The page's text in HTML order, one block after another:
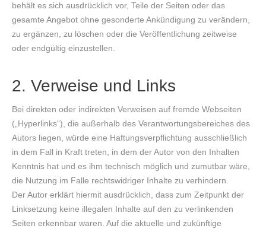
behält es sich ausdrücklich vor, Teile der Seiten oder das
gesamte Angebot ohne gesonderte Ankündigung zu verändern,
zu ergänzen, zu löschen oder die Veröffentlichung zeitweise
oder endgültig einzustellen.
2. Verweise und Links
Bei direkten oder indirekten Verweisen auf fremde Webseiten
(„Hyperlinks“), die außerhalb des Verantwortungsbereiches des
Autors liegen, würde eine Haftungsverpflichtung ausschließlich
in dem Fall in Kraft treten, in dem der Autor von den Inhalten
Kenntnis hat und es ihm technisch möglich und zumutbar wäre,
die Nutzung im Falle rechtswidriger Inhalte zu verhindern.
Der Autor erklärt hiermit ausdrücklich, dass zum Zeitpunkt der
Linksetzung keine illegalen Inhalte auf den zu verlinkenden
Seiten erkennbar waren. Auf die aktuelle und zukünftige